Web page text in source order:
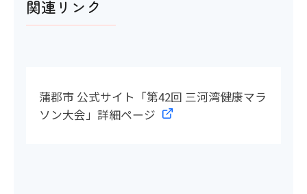
関連リンク
蒲郡市 公式サイト「第42回 三河湾健康マラ
ソン大会」詳細ページ